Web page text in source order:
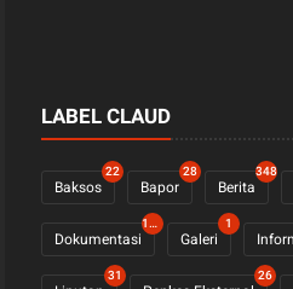
LABEL CLAUD
Baksos
22
Bapor
28
Berita
348
Dokumentasi
1122
Galeri
1
31 26